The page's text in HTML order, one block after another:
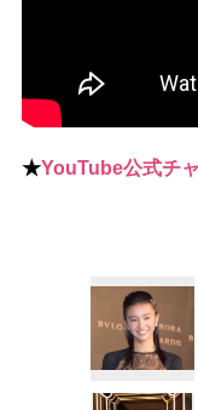
★YouTube公式チ